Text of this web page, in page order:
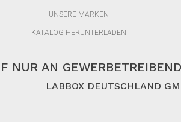
UNSERE MARKEN
KATALOG HERUNTERLADEN
NUR AN
LABBOX DEUTSCHLAND